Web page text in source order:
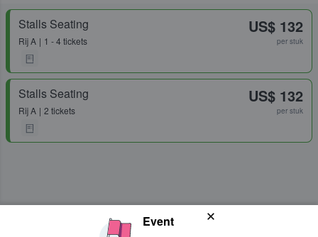
Stalls Seating
RijA 1 - 4 tickets
US$ 132
per stuk
Stalls Seating
RijA 2 tickets
US$ 132
per stuk
Event